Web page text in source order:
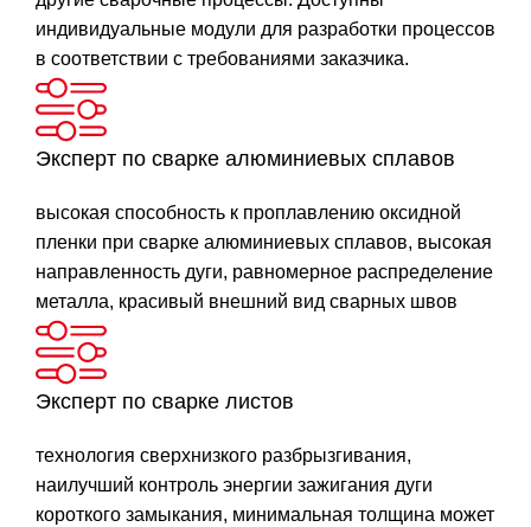
индивидуальные модули для разработки процессов
в соответствии с требованиями заказчика.
Эксперт по сварке алюминиевых сплавов
высокая способность к проплавлению оксидной
пленки при сварке алюминиевых сплавов, высокая
направленность дуги, равномерное распределение
металла, красивый внешний вид сварных швов
Эксперт по сварке листов
технология сверхнизкого разбрызгивания,
наилучший контроль энергии зажигания дуги
короткого замыкания, минимальная толщина может